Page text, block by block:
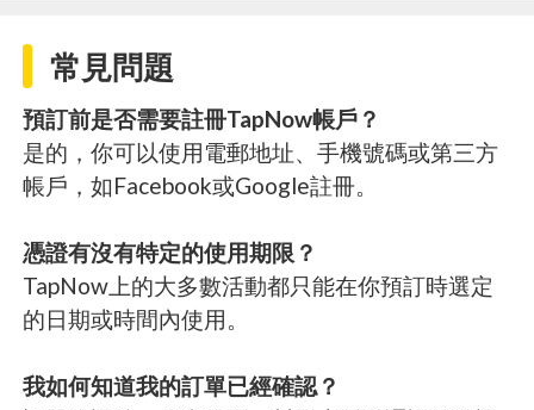
常見問題
預訂前是否需要註冊TapNow帳戶？
是的，你可以使用電郵地址、手機號碼或第三方
帳戶，如Facebook或Google註冊。
憑證有沒有特定的使用期限？
TapNow上的大多數活動都只能在你預訂時選定
的日期或時間內使用。
我如何知道我的訂單已經確認？